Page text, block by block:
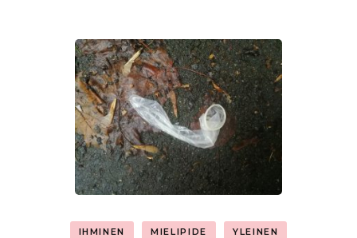
IHMINEN MIELIPIDE YLEINEN